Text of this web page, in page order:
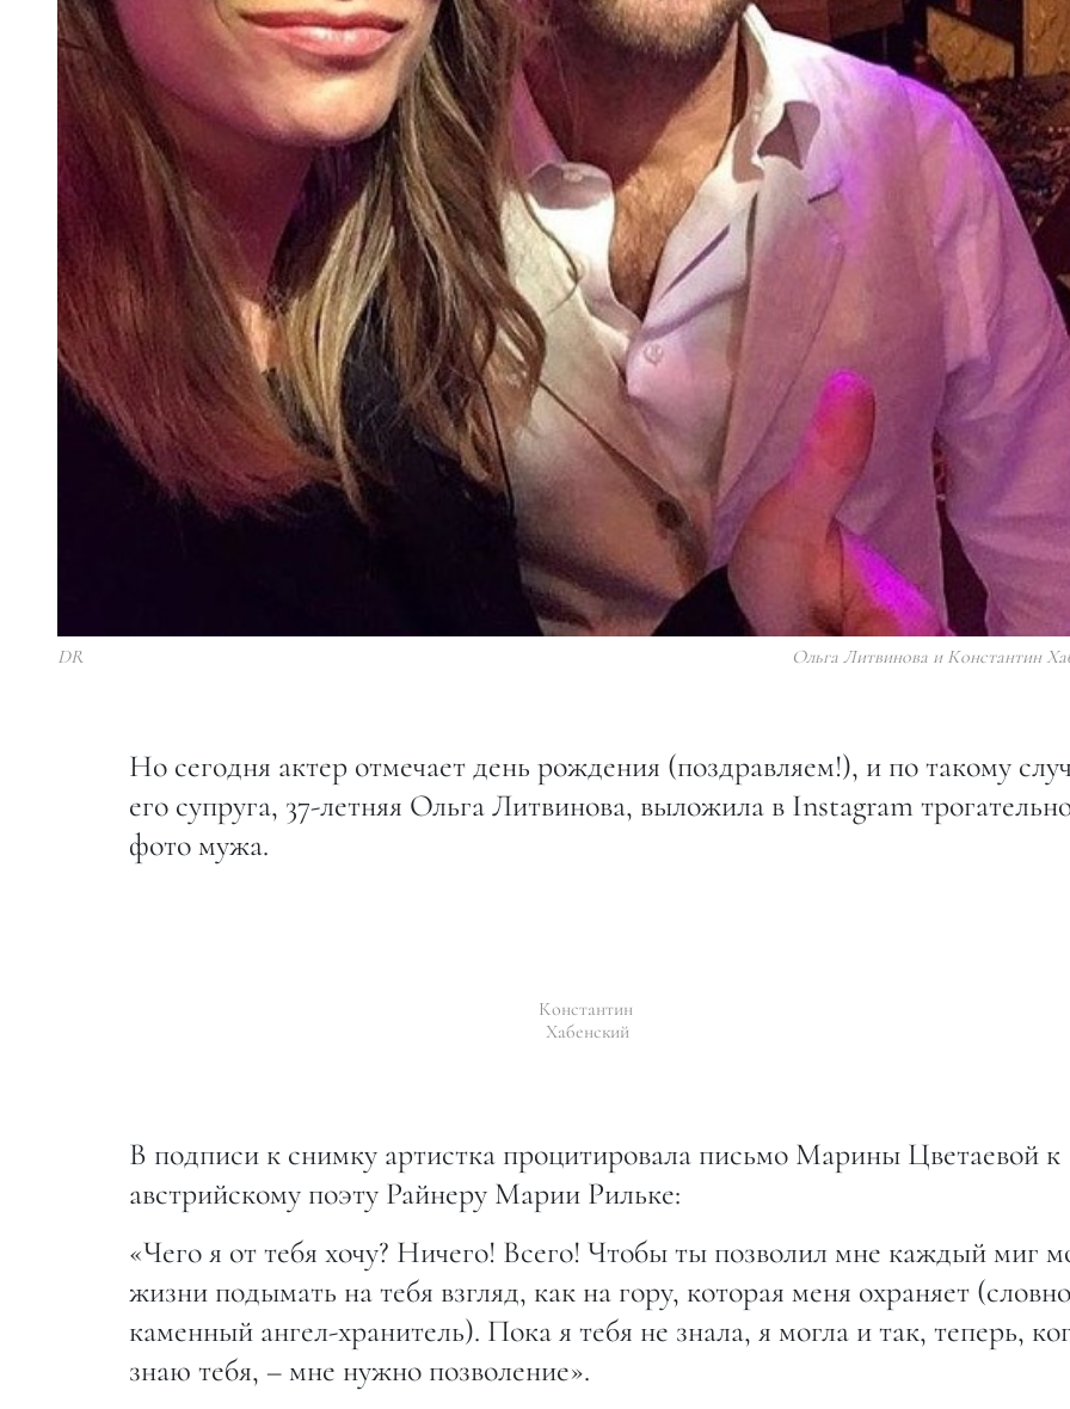
DR Ольга Литвинова и Константин
Но сегодня актер отмечает день рождения (поздравляем!), и по такому
его супруга, 37-летняя Ольга Литвинова, выложила в Instagram
фото мужа.
Константин
Хабенский
В подписи к снимку артистка процитировала письмо Марины Цветаевой к
австрийскому поэту Райнеру Марии Рильке:
«Чего я от тебя хочу? Ничего! Всего! Чтобы ты позволил мне каждый миг
жизни подымать на тебя взгляд, как на гору, которая меня охраняет (словно
каменный ангел-хранитель). Пока я тебя не знала, я могла и так, теперь,
знаю тебя, – мне нужно позволение».